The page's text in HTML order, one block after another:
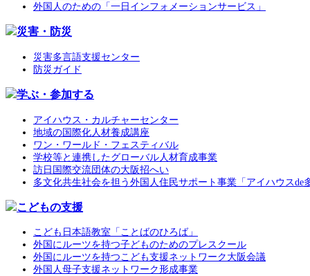
外国人のための「一日インフォメーションサービス」
災害・防災
災害多言語支援センター
防災ガイド
学ぶ・参加する
アイハウス・カルチャーセンター
地域の国際化人材養成講座
ワン・ワールド・フェスティバル
学校等と連携したグローバル人材育成事業
訪日国際交流団体の大阪招へい
多文化共生社会を担う外国人住民サポート事業「アイハウスde
こどもの支援
こども日本語教室「ことばのひろば」
外国にルーツを持つ子どものためのプレスクール
外国にルーツを持つこども支援ネットワーク大阪会議
外国人母子支援ネットワーク形成事業